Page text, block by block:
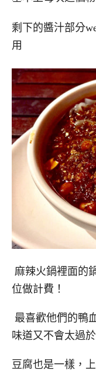
剩下的醬汁部分
用
麻辣火鍋裡面的
位做計費！
最喜歡他們的鴨
味道又不會太過
豆腐也是一樣，